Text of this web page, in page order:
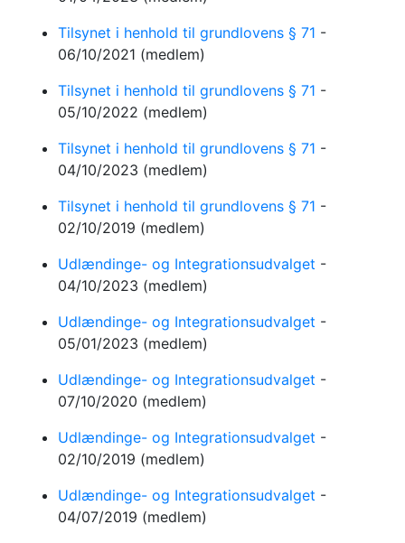
Tilsynet i henhold til grundlovens § 71 -
06/10/2021 (medlem)
Tilsynet i henhold til grundlovens § 71 -
05/10/2022 (medlem)
Tilsynet i henhold til grundlovens § 71 -
04/10/2023 (medlem)
Tilsynet i henhold til grundlovens § 71 -
02/10/2019 (medlem)
Udlændinge- og Integrationsudvalget -
04/10/2023 (medlem)
Udlændinge- og Integrationsudvalget -
05/01/2023 (medlem)
Udlændinge- og Integrationsudvalget -
07/10/2020 (medlem)
Udlændinge- og Integrationsudvalget -
02/10/2019 (medlem)
Udlændinge- og Integrationsudvalget -
04/07/2019 (medlem)